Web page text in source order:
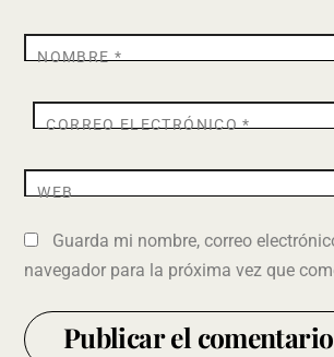
NOMBRE*
CORREO ELECTRÓNICO*
WEB
Guarda mi nombre, correo
navegador para la próxima vez que